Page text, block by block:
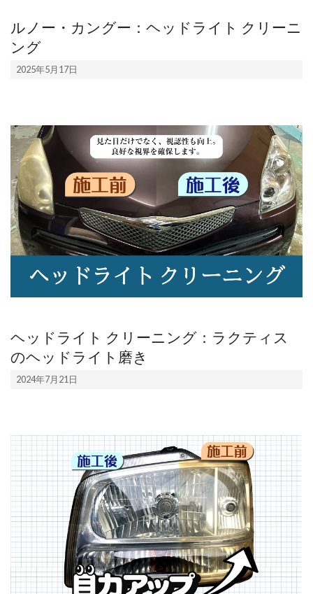
車
整
専
門
店
【く
る
ま
整
ド
ッ
ト
ム】
ルノー・カングー：ヘッドライト クリーニ
ング
2025-
2025年5月17日
ヘッドライト クリーニング：ラクティス
のヘッドライト磨き
2024-
2024年7月21日